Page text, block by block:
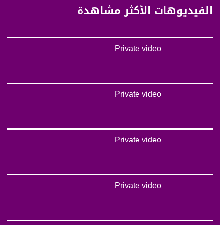
الفيديوهات الأكثر مشاهدة
Private video
Private video
Private video
Private video